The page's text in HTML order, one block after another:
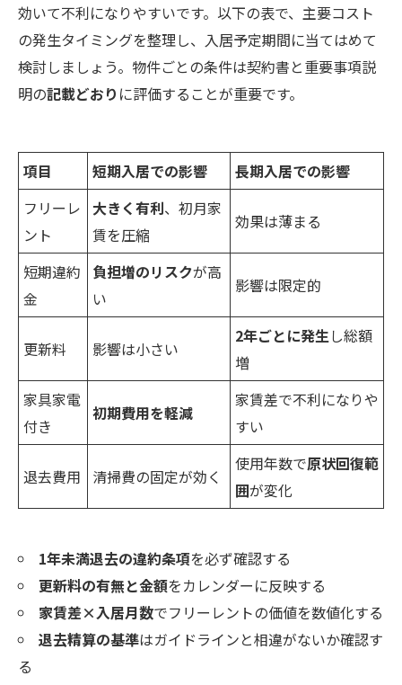
効いて不利になりやすいです。以下の表で、主要コスト
の発生タイミングを整理し、入居予定期間に当てはめて
検討しましょう。物件ごとの条件は契約書と重要事項説
明の記載どおり に評価することが重要です。
項目 短期入居での影響
長期入居での影響
フリーレ
ント
大きく有利、初月家
賃を圧縮
効果は薄まる
短期違約
金
負担増のリスクが高
い
影響は限定的
更新料 影響は小さい
2年ごとに発生し総額
増
家具家電
付き
初期費用を軽減
家賃差で不利になりや
すい
退去費用 清掃費の固定が効く
使用年数で原状回復範
囲が変化
1年未満退去の違約条項を必ず確認する
更新料の有無と金額をカレンダーに反映する
家賃差×入居月数でフリーレントの価値を数値化する
退去精算の基準はガイドラインと相違がないか確認す
る